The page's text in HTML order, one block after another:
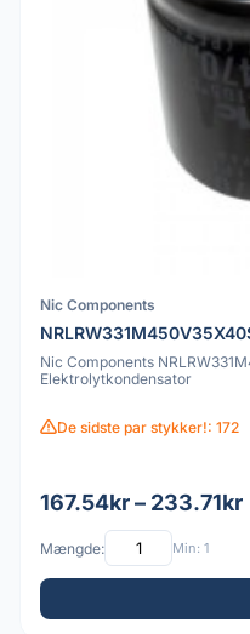
Nic Components
Nic Components
Elektrolytkondensator
De sidste par stykker!: 172
167.54kr – 233.71kr
Mængde: Min: 1